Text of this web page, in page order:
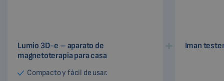
Lumio 3D-e – aparato de
magnetoterapia para casa
Compacto y fácil de usar.
Iman